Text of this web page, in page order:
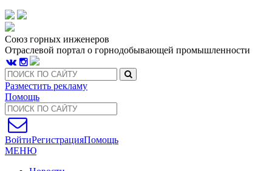
Союз горных инженеров
Отраслевой портал о горнодобывающей промышленности
Разместить рекламу
Помощь
ВойтиРегистрацияПомощь
МЕНЮ